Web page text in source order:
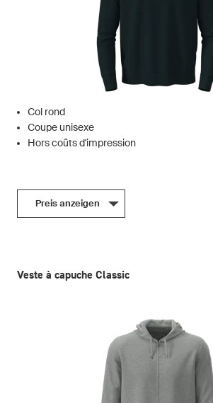
Col rond
Coupe unisexe
Hors coûts d'impression
Preis anzeigen
Veste à capuche Classic